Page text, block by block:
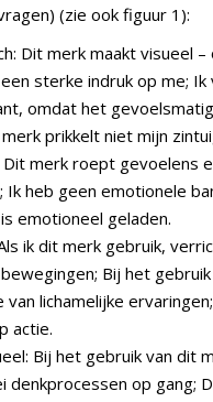
(zie ook figuur 1):
Dit merk maakt visueel
sterke indruk op me;
omdat het
prikkelt niet mijn
merk roept gevoelens
Ik heb geen emotionele
emotioneel geladen.
ik dit merk gebruik,
Bij het
van lichamelijke
actie.
Bij het gebruik van dit
denkprocessen op gang;